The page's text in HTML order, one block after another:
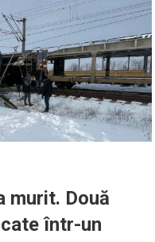
murit. Două